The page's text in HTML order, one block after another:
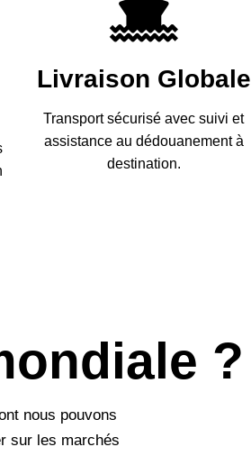
Livraison Globale
Transport sécurisé avec suivi et
assistance au dédouanement à
destination.
?
nous pouvons
sur les marchés